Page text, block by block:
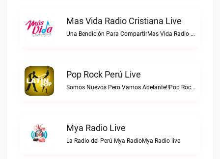
Mas Vida Radio Cristiana Live
Una Bendición Para CompartirMas Vida Radio Cristiana live
Pop Rock Perú Live
Somos Nuevos Pero Vamos Adelante!!Pop Rock Perú live
Mya Radio Live
La Radio del Perú Mya RadioMya Radio live